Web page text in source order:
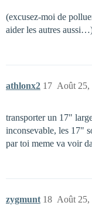
(excusez-moi de
aider les autres
athlonx2 Août 25,
17
transporter un 17"
inconsevable, les 17"
par toi meme va voir
zygmunt Août 25,
18